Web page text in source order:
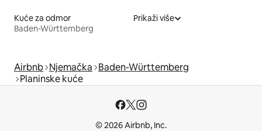
Kuće za odmor
Baden-Württemberg
Prikaži više
Airbnb Njemačka Baden-Württemberg
Planinske kuće
© 2026 Airbnb, Inc.